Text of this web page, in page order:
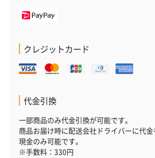
クレジットカード
代金引換
一部商品のみ代金引換が可能です。
商品お届け時に配送会社ドライバーに代
現金のみ可能です。
※手数料：330円